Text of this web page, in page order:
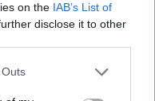
on the IAB’s List of
disclose it to other